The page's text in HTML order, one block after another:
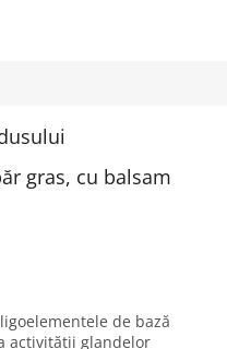
gras, cu balsam
de bază
activității glandelor